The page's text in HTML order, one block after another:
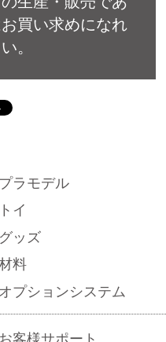
買い求めになれ
。
プラモデル
トイ
グッズ
料
オプションシステム